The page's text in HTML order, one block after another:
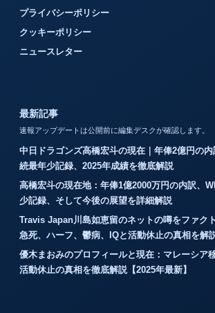
プライバシーポリシー
クッキーポリシー
ニュースレター
最新記事
速報アップデートは公開前に編集デスクが確認します。
中日ドラゴンズ高橋宏斗の現在｜年俸2億円の
続最年少記録、2025年成績を徹底解説
高橋宏斗の現在地：年俸1億2000万円の内訳、
少記録、そして今後の展望を詳細解説
Travis Japan川島如恵留のネットの噂をファク
急死、ハーフ、鬱病、IQと活動休止の真相を解
優木まおみのプロフィールと現在：マレーシア
活動休止の真相を徹底解説【2025年最新】